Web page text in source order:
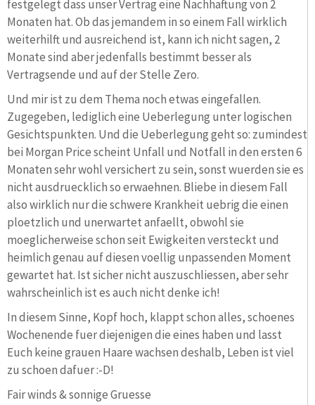
festgelegt dass unser Vertrag eine Nachhaftung von 2
Monaten hat. Ob das jemandem in so einem Fall wirklich
weiterhilft und ausreichend ist, kann ich nicht sagen, 2
Monate sind aber jedenfalls bestimmt besser als
Vertragsende und auf der Stelle Zero.
Und mir ist zu dem Thema noch etwas eingefallen.
Zugegeben, lediglich eine Ueberlegung unter logischen
Gesichtspunkten. Und die Ueberlegung geht so: zumindest
bei Morgan Price scheint Unfall und Notfall in den ersten 6
Monaten sehr wohl versichert zu sein, sonst wuerden sie es
nicht ausdruecklich so erwaehnen. Bliebe in diesem Fall
also wirklich nur die schwere Krankheit uebrig die einen
ploetzlich und unerwartet anfaellt, obwohl sie
moeglicherweise schon seit Ewigkeiten versteckt und
heimlich genau auf diesen voellig unpassenden Moment
gewartet hat. Ist sicher nicht auszuschliessen, aber sehr
wahrscheinlich ist es auch nicht denke ich!
In diesem Sinne, Kopf hoch, klappt schon alles, schoenes
Wochenende fuer diejenigen die eines haben und lasst
Euch keine grauen Haare wachsen deshalb, Leben ist viel
zu schoen dafuer :-D!
Fair winds & sonnige Gruesse